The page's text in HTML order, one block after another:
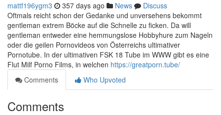
mattf196ygm3 357 days ago News
Discuss
Oftmals reicht schon der Gedanke und unversehens bekommt
gentleman extrem Böcke auf die Schnelle zu ficken. Da will
gentleman entweder eine hemmungslose Hobbyhure zum Nageln
oder die geilen Pornovideos von Österreichs ultimativer
Pornotube. In der ultimativen FSK 18 Tube im WWW gibt es eine
Flut Milf Porno Films, in welchen https://greatporn.tube/
Comments
Who Upvoted
Comments